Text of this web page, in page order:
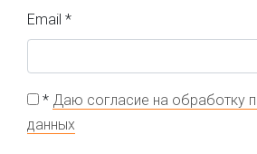
Email *
* Даю согласие на обработку
данных